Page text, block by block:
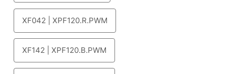
XF042 | XPF120.R.PWM
XF142 | XPF120.B.PWM